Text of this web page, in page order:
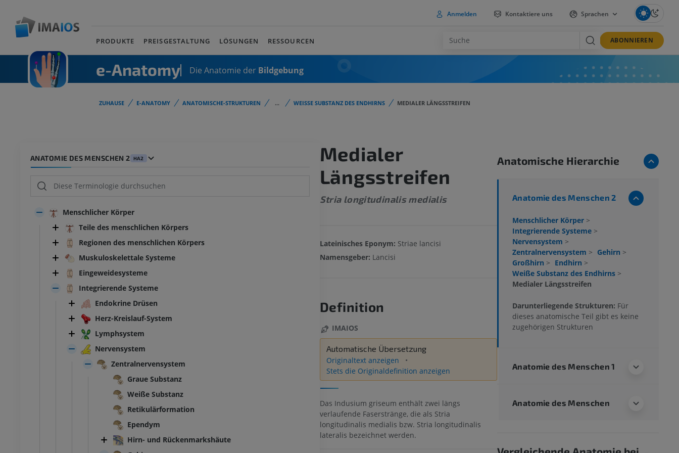
Anmelden Kontaktiere uns Sprachen
PRODUKTE PREISGESTALTUNG LÖSUNGEN RESSOURCEN ABONNIEREN
e-Anatomy Die Anatomie der Bildgebung
ZUHAUSE E-ANATOMY ANATOMISCHE-STRUKTUREN ... WEISSE SUBSTANZ DES ENDHIRNS MEDIALER LÄNGSSTREIFEN
ANATOMIE DES MENSCHEN 2 HA2
Menschlicher Körper
Teile des menschlichen Körpers
Regionen des menschlichen Körpers
Muskuloskelettale Systeme
Eingeweidesysteme
Integrierende Systeme
Endokrine Drüsen
Herz-Kreislauf-System
Lymphsystem
Nervensystem
Zentralnervensystem
Graue Substanz
Weiße Substanz
Retikulärformation
Ependym
Hirn- und Rückenmarkshäute
Medialer
Längsstreifen
Stria longitudinalis medialis
Lateinisches Eponym: Striae lancisi
Namensgeber: Lancisi
Definition
IMAIOS
Automatische Übersetzung
Originaltext anzeigen
Stets die Originaldefinition anzeigen
Das Indusium griseum enthält zwei längs
verlaufende Faserstränge, die als Stria
longitudinalis medialis bzw. Stria longitudinalis
lateralis bezeichnet werden.
Anatomische Hierarchie
Anatomie des Menschen 2
Menschlicher Körper >
Integrierende Systeme >
Nervensystem >
Zentralnervensystem > Gehirn >
Großhirn > Endhirn >
Weiße Substanz des Endhirns >
Medialer Längsstreifen
Darunterliegende Strukturen: Für
dieses anatomische Teil gibt es keine
zugehörigen Strukturen
Anatomie des Menschen 1
Anatomie des Menschen